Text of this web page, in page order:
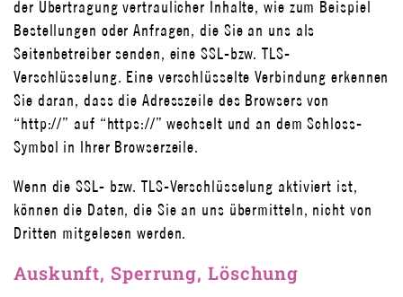
der Übertragung vertraulicher Inhalte, wie zum Beispiel
Bestellungen oder Anfragen, die Sie an uns als
Seitenbetreiber senden, eine SSL-bzw. TLS-
Verschlüsselung. Eine verschlüsselte Verbindung erkennen
Sie daran, dass die Adresszeile des Browsers von
“http://” auf “https://” wechselt und an dem Schloss-
Symbol in Ihrer Browserzeile.
Wenn die SSL- bzw. TLS-Verschlüsselung aktiviert ist,
können die Daten, die Sie an uns übermitteln, nicht von
Dritten mitgelesen werden.
Auskunft, Sperrung, Löschung